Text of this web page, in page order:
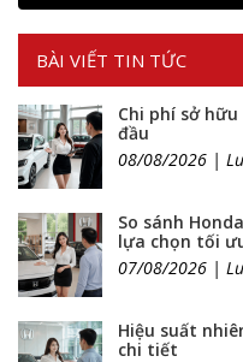
BÀI VIẾT TIN TỨC
Chi phí sở
đầu
08/08/2026 |
So sánh
lựa chọn tối
07/08/2026 |
Hiệu suất
chi tiết